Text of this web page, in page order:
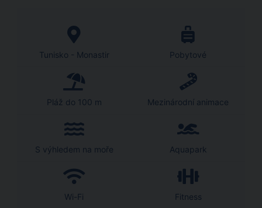
Tunisko - Monastir Pobytové
Pláž do 100 m Mezinárodní animace
S výhledem na moře Aquapark
Wi-Fi Fitness